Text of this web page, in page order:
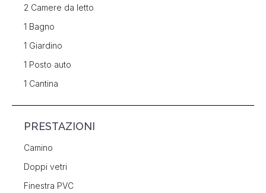
2 Camere da letto
1 Bagno
1 Giardino
1 Posto auto
1 Cantina
PRESTAZIONI
Camino
Doppi vetri
Finestra PVC